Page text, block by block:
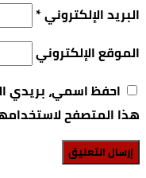
البريد الإلكتروني*
الموقع الإلكتروني
احفظ اسمي، بريدي
هذا المتصفح